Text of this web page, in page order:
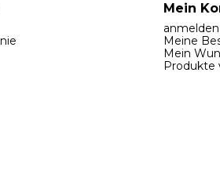
Mein
anmelden
Meine
Mein
Produkte